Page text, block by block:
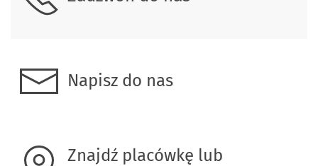
Napisz do nas
Znajdź placówkę lub